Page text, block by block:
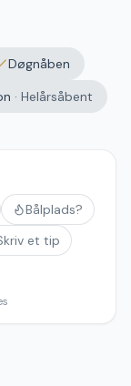
Døgnåben
· Helårsåbent
Bålplads?
et tip